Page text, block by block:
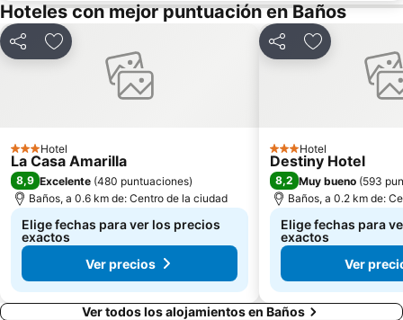
Hoteles con mejor puntuación en Baños
CompartirAgregar a favoritos
3 Estrellas
Hotel
La Casa Amarilla
8,9 Excelente (480 puntuaciones)
Baños, a 0.6 km de: Centro de la ciudad
Elige fechas para ver los precios
exactos
Ver precios
CompartirAgregar a
3 Estrellas
Hotel
Destiny Hotel
8,2 Muy bueno (593
Baños, a 0.2 km de:
Elige fechas para
exactos
Ver
Ver todos los alojamientos en Baños